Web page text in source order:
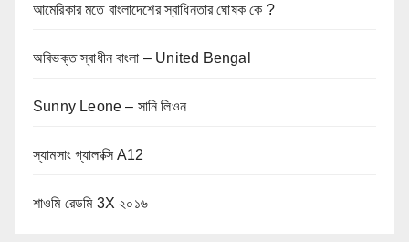
আমেরিকার মতে বাংলাদেশের স্বাধিনতার ঘোষক কে ?
অবিভক্ত স্বাধীন বাংলা – United Bengal
Sunny Leone – সানি লিওন
স্যামসাং গ্যালাক্সি A12
শাওমি রেডমি 3X ২০১৬